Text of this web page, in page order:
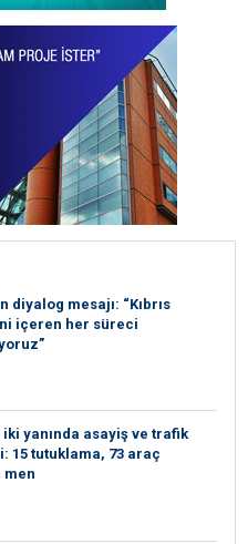
diyalog mesajı: “Kıbrıs
içeren her süreci
iki yanında asayiş ve trafik
15 tutuklama, 73 araç
men